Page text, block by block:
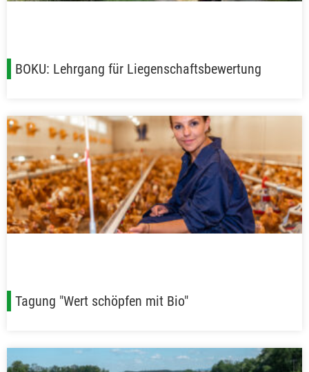
BOKU: Lehrgang für Liegenschaftsbewertung
Tagung "Wert schöpfen mit Bio"